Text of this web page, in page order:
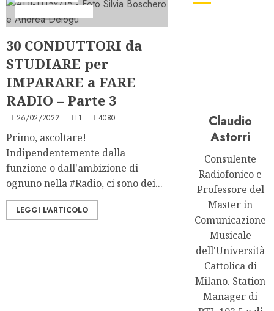
30 CONDUTTORI da
STUDIARE per
IMPARARE a FARE
RADIO – Parte 3
26/02/2022 1 4080
Primo, ascoltare!
Indipendentemente dalla
funzione o dall'ambizione di
ognuno nella #Radio, ci sono dei...
LEGGI L'ARTICOLO
Claudio
Astorri
Consulente
Radiofonico e
Professore del
Master in
Comunicazione
Musicale
dell'Università
Cattolica di
Milano. Station
Manager di